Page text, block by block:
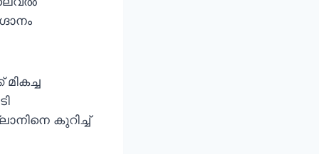
കുറിച്ച്